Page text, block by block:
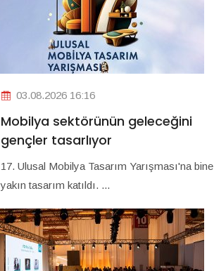
03.08.2026 16:16
Mobilya sektörünün geleceğini
gençler tasarlıyor
17. Ulusal Mobilya Tasarım Yarışması'na bine
yakın tasarım katıldı. ...